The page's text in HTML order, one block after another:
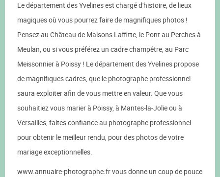
Le département des Yvelines est chargé d'histoire, de lieux
magiques où vous pourrez faire de magnifiques photos !
Pensez au Château de Maisons Laffitte, le Pont au Perches à
Meulan, ou si vous préférez un cadre champêtre, au Parc
Meissonnier à Poissy ! Le département des Yvelines propose
de magnifiques cadres, que le photographe professionnel
saura exploiter afin de vous mettre en valeur. Que vous
souhaitiez vous marier à Poissy, à Mantes-la-Jolie ou à
Versailles, faites confiance au photographe professionnel
pour obtenir le meilleur rendu, pour des photos de votre
mariage exceptionnelles.
www.annuaire-photographe.fr vous donne un coup de pouce